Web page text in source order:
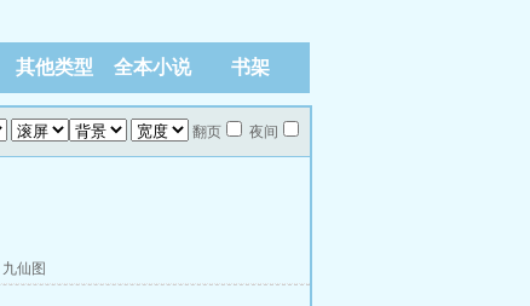
其他类型 全本小说 书架
翻页 夜间
九仙图